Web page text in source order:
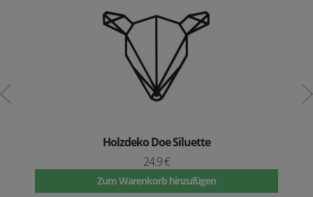
Holzdeko Doe Siluette
24.9 €
Zum Warenkorb hinzufügen